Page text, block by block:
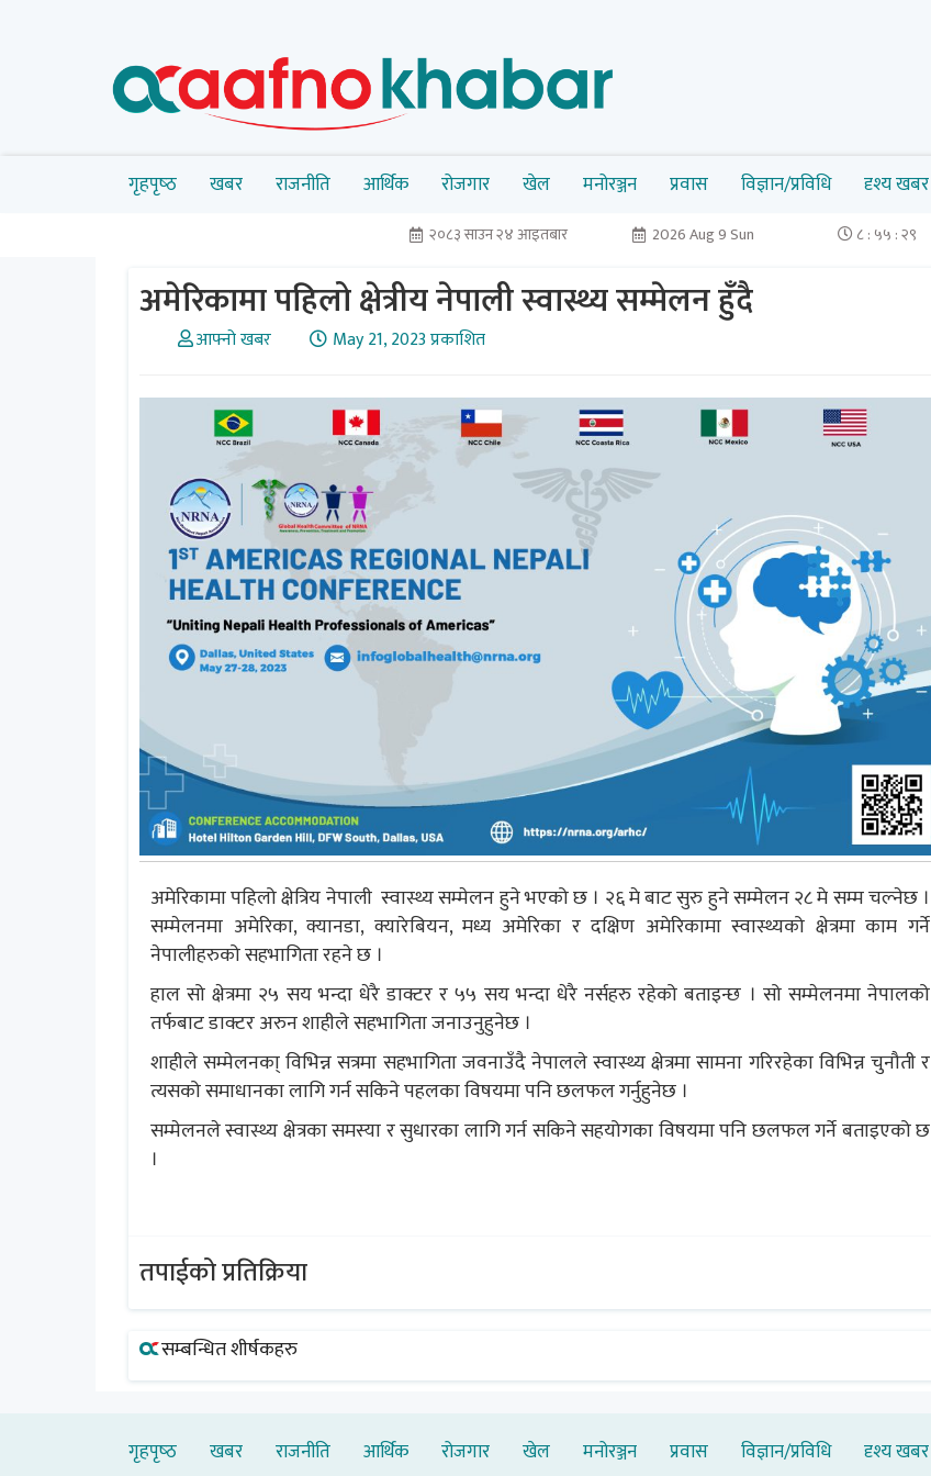
गृहपृष्‍ठ खबर राजनीति आर्थिक रोजगार खेल मनोरञ्जन प्रवास विज्ञान/प्रविधि दृश्य खबर
२०८३ साउन २४ आइतबार 2026 Aug 9 Sun ८ : ५५ : २९
अमेरिकामा पहिलो क्षेत्रीय नेपाली स्वास्थ्य सम्मेलन हुँदै
आफ्नो खबर May 21, 2023 प्रकाशित
अमेरिकामा पहिलो क्षेत्रिय नेपाली स्वास्थ्य सम्मेलन हुने भएको छ । २६ मे बाट सुरु हुने सम्मेलन २८ मे सम्म चल्नेछ ।
सम्मेलनमा अमेरिका, क्यानडा, क्यारेबियन, मध्य अमेरिका र दक्षिण अमेरिकामा स्वास्थ्यको क्षेत्रमा काम गर्ने
नेपालीहरुको सहभागिता रहने छ ।
हाल सो क्षेत्रमा २५ सय भन्दा धेरै डाक्टर र ५५ सय भन्दा धेरै नर्सहरु रहेको बताइन्छ । सो सम्मेलनमा नेपालको
तर्फबाट डाक्टर अरुन शाहीले सहभागिता जनाउनुहुनेछ ।
शाहीले सम्मेलनका् विभिन्न सत्रमा सहभागिता जवनाउँदै नेपालले स्वास्थ्य क्षेत्रमा सामना गरिरहेका विभिन्न चुनौती र
त्यसको समाधानका लागि गर्न सकिने पहलका विषयमा पनि छलफल गर्नुहुनेछ ।
सम्मेलनले स्वास्थ्य क्षेत्रका समस्या र सुधारका लागि गर्न सकिने सहयोगका विषयमा पनि छलफल गर्ने बताइएको छ
।
तपाईको प्रतिक्रिया
सम्बन्धित शीर्षकहरु
गृहपृष्‍ठ खबर राजनीति आर्थिक रोजगार खेल मनोरञ्जन प्रवास विज्ञान/प्रविधि दृश्य खबर